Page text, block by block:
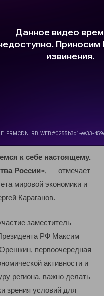
к себе настоящему.
России», — отмечает
мировой экономики и
Караганов.
заместитель
РФ Максим
первоочередная
активности и
региона, важно делать
зрения условий для